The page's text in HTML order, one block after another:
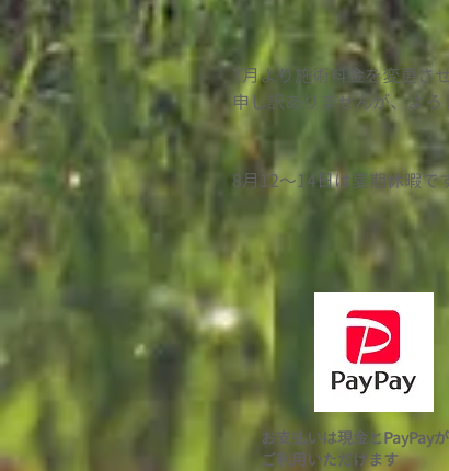
7月より施術料金を変更さ
申し訳ありませんが、よろ
​8月12〜14日は夏期休暇で
お支払いは現金とPayPayが
ご利用いただけます